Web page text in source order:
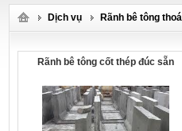
Dịch vụ Rãnh bê tông
Rãnh bê tông cốt thép đúc sẵn